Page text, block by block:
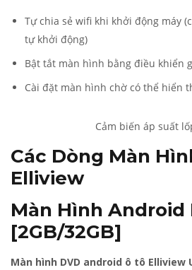
Tự chia sẻ wifi khi khởi động máy
tự khởi động)
Bật tắt màn hình bằng điều khiển
Cài đặt màn hình chờ có thể hiển
Cảm biến áp suất
Các Dòng Màn
Elliview
Màn Hình Android
[2GB/32GB]
Màn hình DVD android ô tô Elliview